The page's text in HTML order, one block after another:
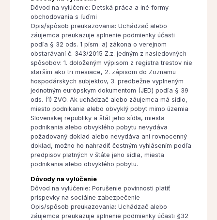
Dôvod na vylúčenie: Detská práca a iné formy
obchodovania s ľuďmi
Opis/spôsob preukazovania: Uchádzač alebo
záujemca preukazuje splnenie podmienky účasti
podľa § 32 ods. 1 písm. a) zákona o verejnom
obstarávaní č. 343/2015 Z.z. jedným z nasledovných
spôsobov: 1. doloženým výpisom z registra trestov nie
starším ako tri mesiace, 2. zápisom do Zoznamu
hospodárskych subjektov, 3. predbežne vyplneným
jednotným európskym dokumentom (JED) podľa § 39
ods. (1) ZVO. Ak uchádzač alebo záujemca má sídlo,
miesto podnikania alebo obvyklý pobyt mimo územia
Slovenskej republiky a štát jeho sídla, miesta
podnikania alebo obvyklého pobytu nevydáva
požadovaný doklad alebo nevydáva ani rovnocenný
doklad, možno ho nahradiť čestným vyhlásením podľa
predpisov platných v štáte jeho sídla, miesta
podnikania alebo obvyklého pobytu.
Dôvody na vylúčenie
Dôvod na vylúčenie: Porušenie povinnosti platiť
príspevky na sociálne zabezpečenie
Opis/spôsob preukazovania: Uchádzač alebo
záujemca preukazuje splnenie podmienky účasti §32